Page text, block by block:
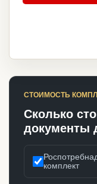
СТОИМОСТЬ
Сколько
документы
комплект